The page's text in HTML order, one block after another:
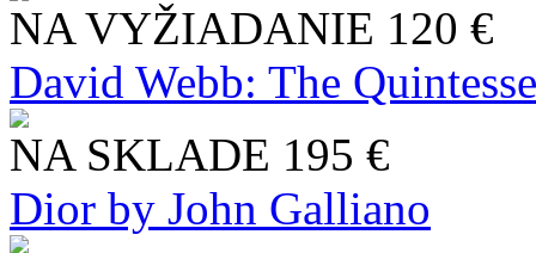
NA VYŽIADANIE 120 €
David Webb: The
NA SKLADE 195 €
Dior by John Galliano